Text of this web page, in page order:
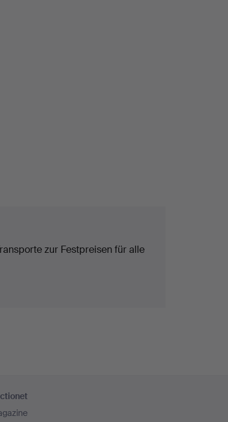
zur Festpreisen für alle